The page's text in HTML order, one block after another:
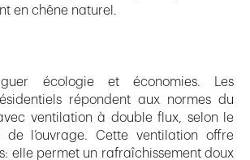
en chêne naturel.
écologie et économies. Les
répondent aux normes du
ventilation à double flux, selon le
l’ouvrage. Cette ventilation offre
elle permet un rafraîchissement doux